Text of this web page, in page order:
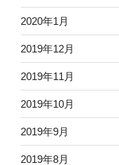
2020年1月
2019年12月
2019年11月
2019年10月
2019年9月
2019年8月